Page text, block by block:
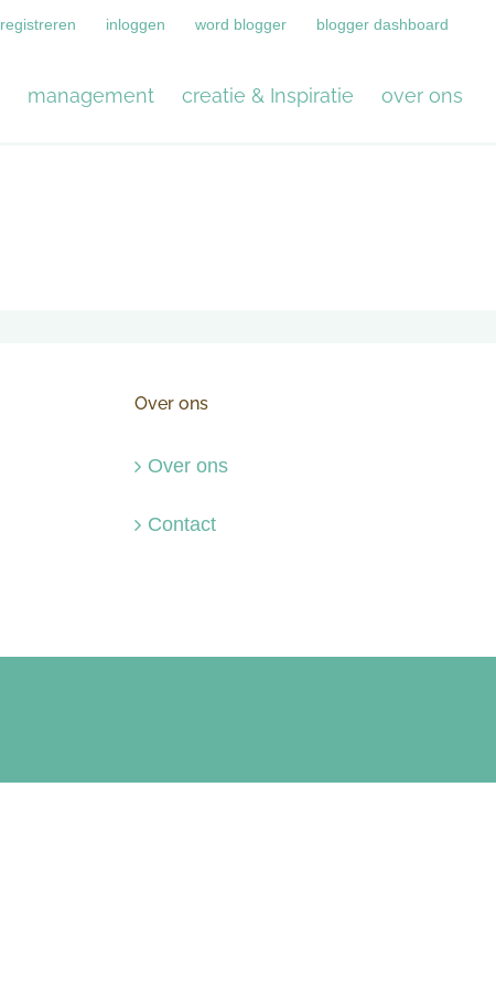
registreren inloggen word blogger blogger dashboard
management creatie & Inspiratie over ons
Over ons
Over ons
Contact